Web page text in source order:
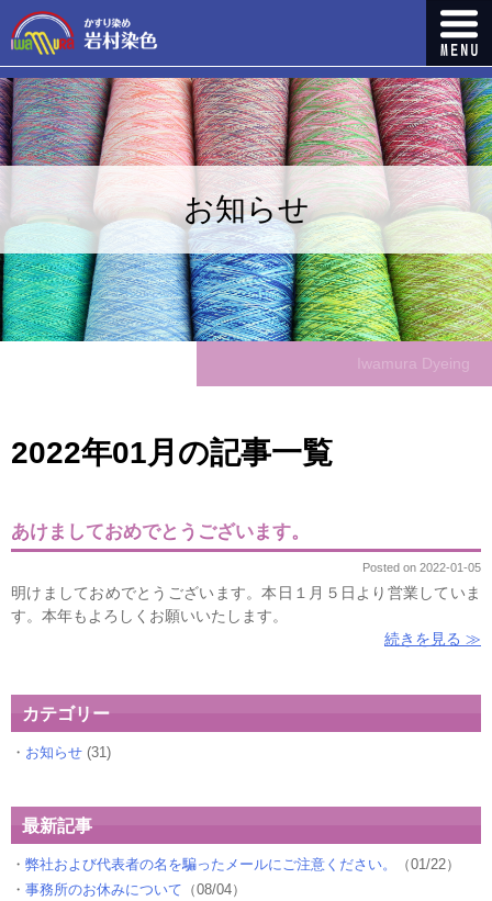
お知らせ
Iwamura Dyeing
2022年01月の記事一覧
あけましておめでとうございます。
Posted on 2022-01-05
明けましておめでとうございます。本日１月５日より営業していま
す。本年もよろしくお願いいたします。
続きを見る ≫
カテゴリー
お知らせ (31)
最新記事
弊社および代表者の名を騙ったメールにご注意ください。
（01/22）
事務所のお休みについて （08/04）